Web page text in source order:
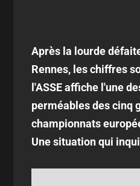
Après la lourde
Rennes, les chiffres
l'ASSE affiche l'une
perméables des cinq
championnats
Une situation qui